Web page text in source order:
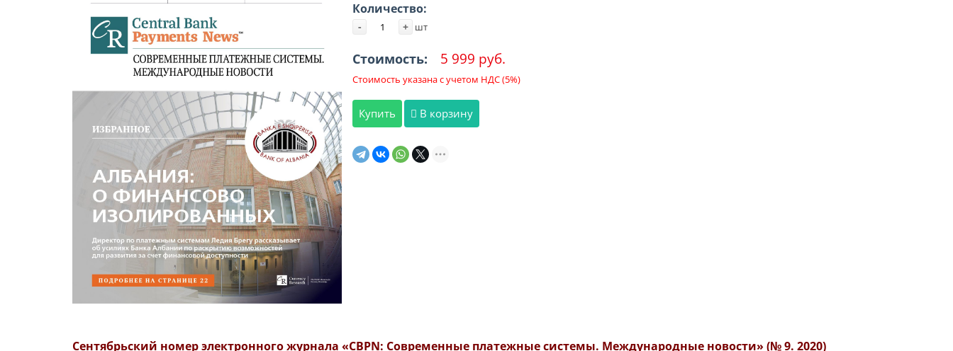
Количество:
- + шт
Стоимость: 5 999 руб.
Стоимость указана с учетом НДС (5%)
Купить В корзину
Сентябрьский номер электронного журнала «CBPN: Современные платежные системы. Международные новости» (№ 9. 2020)